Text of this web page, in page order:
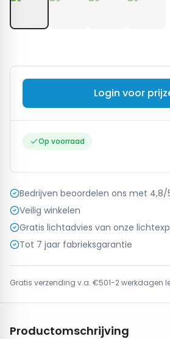
Login voor
Op voorraad
Bedrijven beoordelen ons met 4,8/
Veilig winkelen
Gratis lichtadvies van onze
Tot 7 jaar fabrieksgarantie
Gratis verzending v.a. €501-2 werkdagen
Productomschrijving